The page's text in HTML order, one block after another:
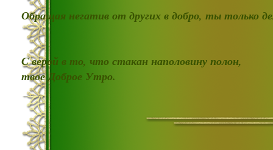
Обращая негатив от других в добро, ты только
С верой в то, что стакан наполовину полон,
твое Доброе Утро.